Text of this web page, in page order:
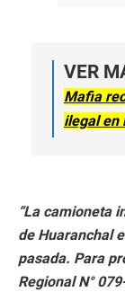
VER
Mafia
ilegal en
“La camioneta
de Huaranchal
pasada. Para
Regional N°